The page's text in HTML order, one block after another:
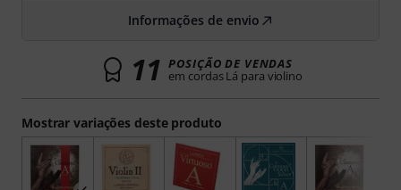
Mostrar variações deste produto
Informações de envio
11 POSIÇÃO DE VENDAS
em cordas Lá para violino